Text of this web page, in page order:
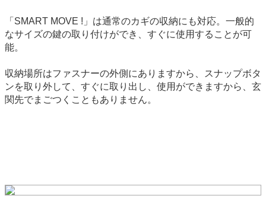
「SMART MOVE !」は通常のカギの収納にも対応。一般的
なサイズの鍵の取り付けができ、すぐに使用することが可
能。
収納場所はファスナーの外側にありますから、スナップボタ
ンを取り外して、すぐに取り出し、使用ができますから、玄
関先でまごつくこともありません。